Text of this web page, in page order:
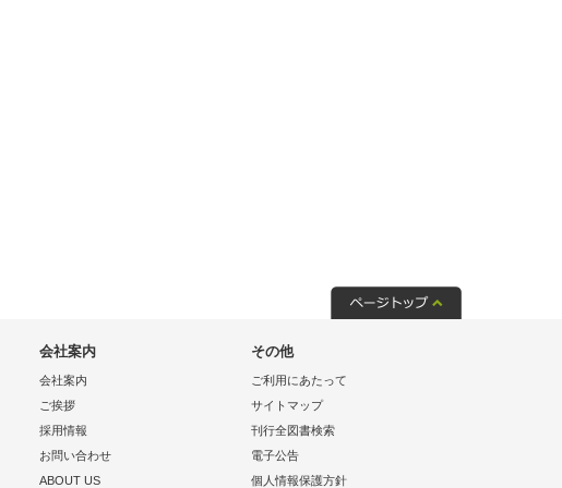
会社案内
会社案内
ご挨拶
採用情報
お問い合わせ
ABOUT US
その他
ご利用にあたって
サイトマップ
刊行全図書検索
電子公告
個人情報保護方針